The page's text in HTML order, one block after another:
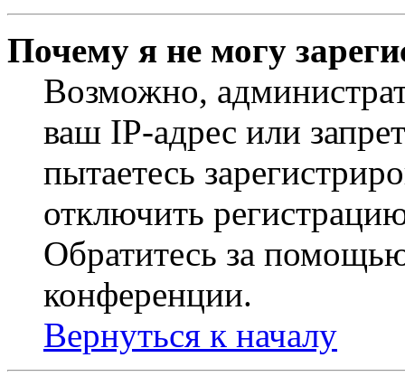
Почему я не могу
Возможно,
ваш IP-адрес или
пытаетесь
отключить
Обратитесь за
конференции.
Вернуться к началу